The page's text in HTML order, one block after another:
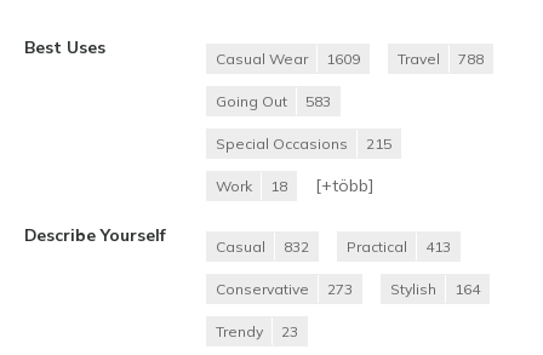
Best Uses
Casual Wear 1609 Travel 788
Going Out 583
Special Occasions 215
Work 18 [+több]
Describe Yourself
Casual 832 Practical 413
Conservative 273 Stylish 164
Trendy 23